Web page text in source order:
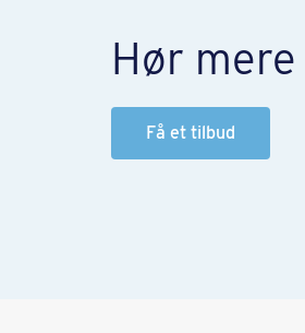
Hør
Få et tilbud